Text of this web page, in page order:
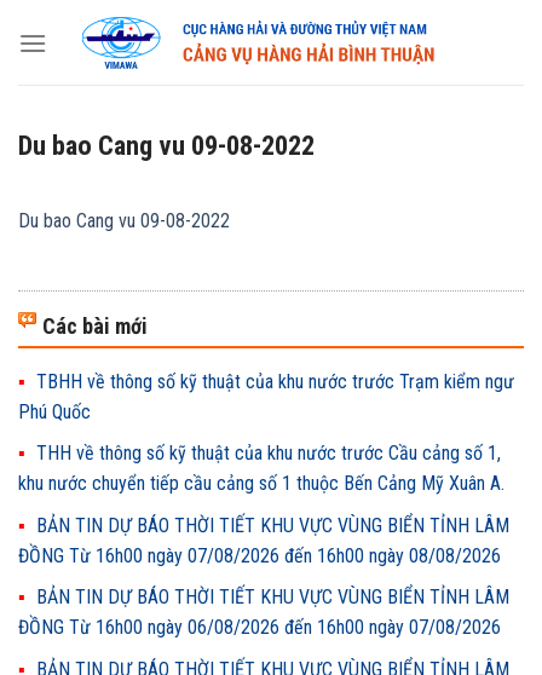
Du bao Cang vu 09-08-2022
Du bao Cang vu 09-08-2022
Các bài mới
TBHH về thông số kỹ thuật của khu nước trước Trạm kiểm ngư
Phú Quốc
THH về thông số kỹ thuật của khu nước trước Cầu cảng số 1,
khu nước chuyển tiếp cầu cảng số 1 thuộc Bến Cảng Mỹ Xuân A.
BẢN TIN DỰ BÁO THỜI TIẾT KHU VỰC VÙNG BIỂN TỈNH LÂM
ĐỒNG Từ 16h00 ngày 07/08/2026 đến 16h00 ngày 08/08/2026
BẢN TIN DỰ BÁO THỜI TIẾT KHU VỰC VÙNG BIỂN TỈNH LÂM
ĐỒNG Từ 16h00 ngày 06/08/2026 đến 16h00 ngày 07/08/2026
BẢN TIN DỰ BÁO THỜI TIẾT KHU VỰC VÙNG BIỂN TỈNH LÂM